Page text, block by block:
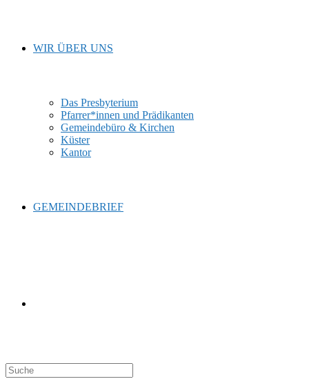
WIR ÜBER UNS
Das Presbyterium
Pfarrer*innen und Prädikanten
Gemeindebüro & Kirchen
Küster
Kantor
GEMEINDEBRIEF